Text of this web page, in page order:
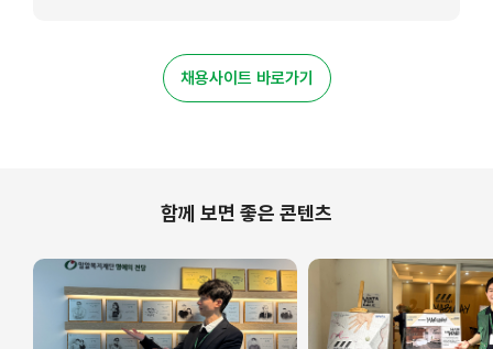
채용사이트 바로가기
함께 보면 좋은 콘텐츠